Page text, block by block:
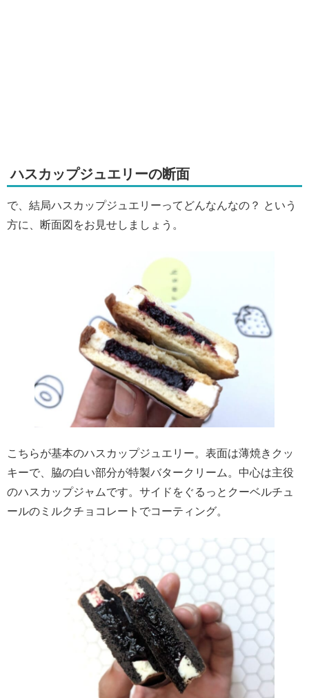
ハスカップジュエリーの断面
で、結局ハスカップジュエリーってどんなんなの？ という
方に、断面図をお見せしましょう。
こちらが基本のハスカップジュエリー。表面は薄焼きクッ
キーで、脇の白い部分が特製バタークリーム。中心は主役
のハスカップジャムです。サイドをぐるっとクーベルチュ
ールのミルクチョコレートでコーティング。